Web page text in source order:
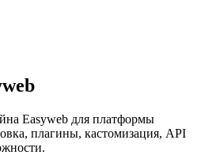
Easyweb для платформы
плагины, кастомизация, API